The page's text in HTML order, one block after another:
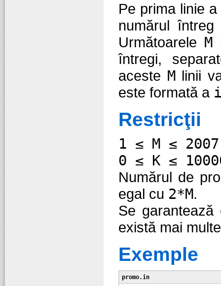
Pe prima linie
numărul
Următoarele M
întregi,
aceste Mlinii
este formată a
Restricţii
1 ≤ M ≤ 2007
0 ≤ K ≤
Numărul de
egal cu 2*M.
Se
există mai
Exemple
promo.in